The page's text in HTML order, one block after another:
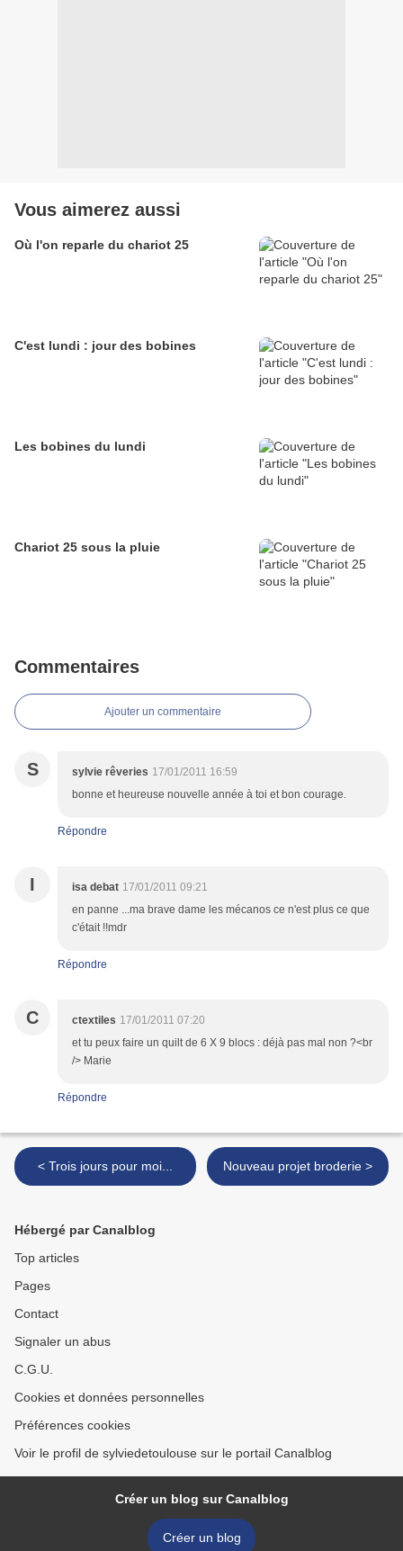
Vous aimerez aussi
Où l'on reparle du chariot 25
C'est lundi : jour des bobines
Les bobines du lundi
Chariot 25 sous la pluie
Commentaires
Ajouter un commentaire
S sylvie rêveries 17/01/2011 16:59
bonne et heureuse nouvelle année à toi et bon courage.
Répondre
I isa debat 17/01/2011 09:21
en panne ...ma brave dame les mécanos ce n'est plus ce que
c'était !!mdr
Répondre
C ctextiles 17/01/2011 07:20
et tu peux faire un quilt de 6 X 9 blocs : déjà pas mal non ?<br
/> Marie
Répondre
< Trois jours pour moi... Nouveau projet broderie >
Hébergé par Canalblog
Top articles
Pages
Contact
Signaler un abus
C.G.U.
Cookies et données personnelles
Préférences cookies
Voir le profil de sylviedetoulouse sur le portail Canalblog
Créer un blog sur Canalblog
Créer un blog